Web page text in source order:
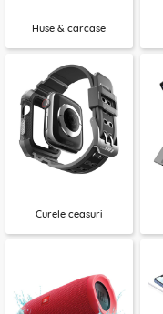
Huse & carcase
Curele ceasuri